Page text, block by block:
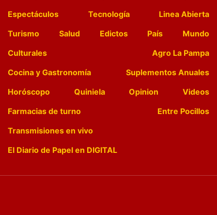
Espectáculos
Tecnología
Linea Abierta
Turismo
Salud Edictos País
Mundo
Culturales
Agro La Pampa
Cocina y Gastronomía
Suplementos Anuales
Horóscopo
Quiniela Opinion
Videos
Farmacias de turno
Entre Pocillos
Transmisiones en vivo
El Diario de Papel en DIGITAL